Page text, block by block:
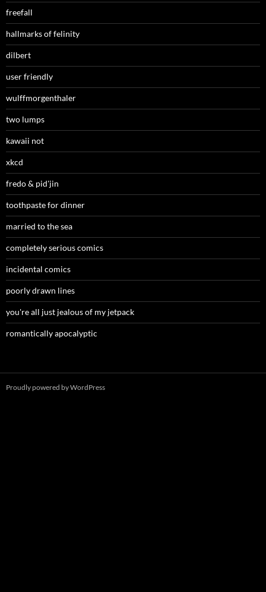
freefall
hallmarks of felinity
dilbert
user friendly
wulffmorgenthaler
two lumps
kawaii not
xkcd
fredo & pid'jin
toothpaste for dinner
married to the sea
completely serious comics
incidental comics
poorly drawn lines
you're all just jealous of my jetpack
romantically apocalyptic
Proudly powered by WordPress